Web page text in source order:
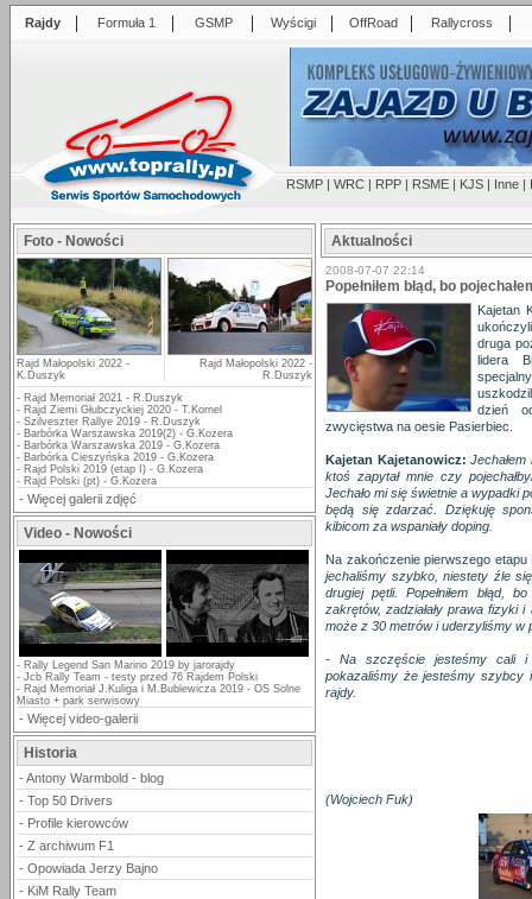
Rajdy | Formuła 1 | GSMP | Wyścigi | OffRoad | Rallycross |
RSMP | WRC | RPP | RSME | KJS | Inne |
Foto - Nowości
Rajd Małopolski 2022 -
K.Duszyk
Rajd Małopolski 2022 -
R.Duszyk
- Rajd Memoriał 2021 - R.Duszyk
- Rajd Ziemi Głubczyckiej 2020 - T.Kornel
- Szilveszter Rallye 2019 - R.Duszyk
- Barbórka Warszawska 2019(2) - G.Kozera
- Barbórka Warszawska 2019 - G.Kozera
- Barbórka Cieszyńska 2019 - G.Kozera
- Rajd Polski 2019 (etap I) - G.Kozera
- Rajd Polski (pt) - G.Kozera
- Więcej galerii zdjęć
Video - Nowości
- Rally Legend San Marino 2019 by jarorajdy
- Jcb Rally Team - testy przed 76 Rajdem Polski
- Rajd Memoriał J.Kuliga i M.Bublewicza 2019 - OS Solne
Miasto + park serwisowy
- Więcej video-galerii
Historia
- Antony Warmbold - blog
- Top 50 Drivers
- Profile kierowców
- Z archiwum F1
- Opowiada Jerzy Bajno
- KiM Rally Team
Aktualności
2008-07-07 22:14
Popełniłem błąd, bo
Kajetan
druga
lidera
dzień
zwycięstwa na oesie Pasierbiec.
Kajetan Kajetanowicz:
ktoś zapytał mnie czy
Jechało mi się świetnie a wypadki
będą się zdarzać. Dziękuję
kibicom za wspaniały doping.
Na zakończenie pierwszego etapu
jechaliśmy szybko, niestety źle
drugiej pętli. Popełniłem błąd,
zakrętów, zadziałały prawa fizyki
może z 30 metrów i uderzyliśmy
- Na szczęście jesteśmy cali i
pokazaliśmy że jesteśmy
rajdy.
(Wojciech Fuk)